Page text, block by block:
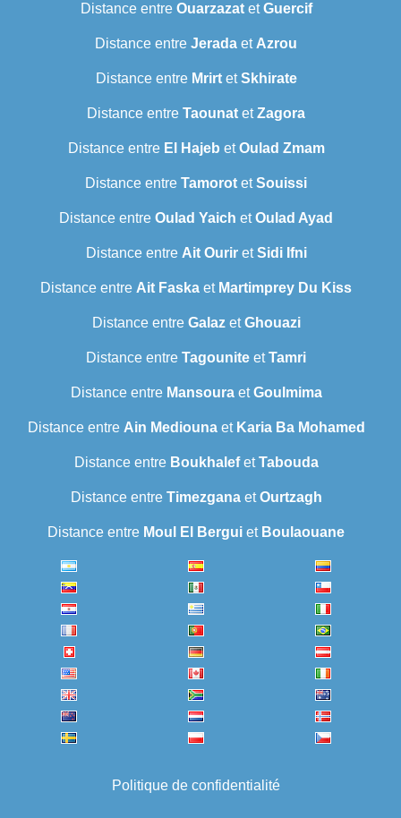
Distance entre OuarzazatetGuercif
Distance entre Jerada et Azrou
Distance entre MrirtetSkhirate
Distance entre Taounat etZagora
Distance entre El Hajeb etOulad Zmam
Distance entre Tamorot etSouissi
Distance entre Oulad Yaich etOulad Ayad
Distance entre Ait OuriretSidi Ifni
Distance entre Ait Faska et Martimprey Du Kiss
Distance entre GalazetGhouazi
Distance entre Tagounite etTamri
Distance entre MansouraetGoulmima
Distance entre Ain Mediounaet Karia Ba Mohamed
Distance entre BoukhalefetTabouda
Distance entre TimezganaetOurtzagh
Distance entre Moul El Bergui et Boulaouane
Politique de confidentialité